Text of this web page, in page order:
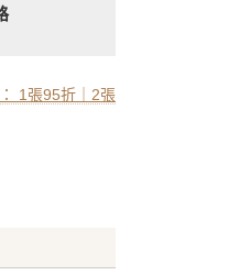
1張95折｜2張